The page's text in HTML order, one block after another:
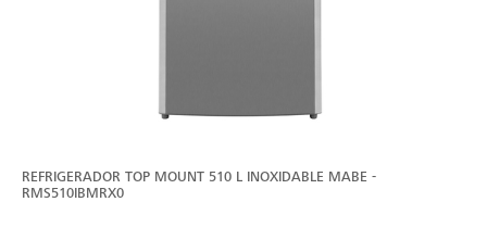
REFRIGERADOR TOP MOUNT 510 L INOXIDABLE MABE -
RMS510IBMRX0